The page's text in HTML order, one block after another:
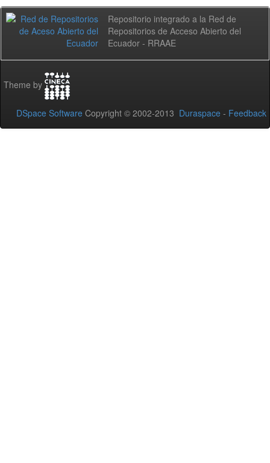
Repositorio integrado a la Red de
Repositorios de Acceso Abierto del
Ecuador - RRAAE
Theme by
DSpace Software Copyright © 2002-2013 Duraspace - Feedback